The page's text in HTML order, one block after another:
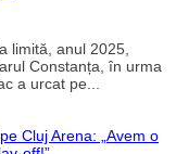
limită, anul 2025,
Constanța, în urma
a urcat pe...